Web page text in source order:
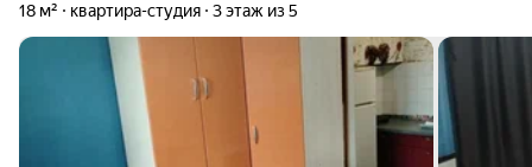
18 м² квартира-студия 3 этаж из 5